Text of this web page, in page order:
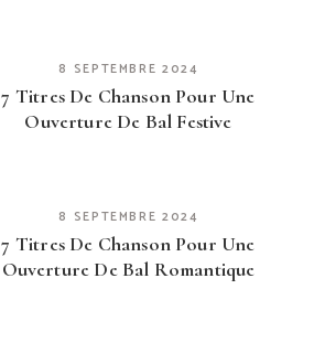
8 SEPTEMBRE 2024
7 Titres De Chanson Pour Une
Ouverture De Bal Festive
8 SEPTEMBRE 2024
7 Titres De Chanson Pour Une
Ouverture De Bal Romantique